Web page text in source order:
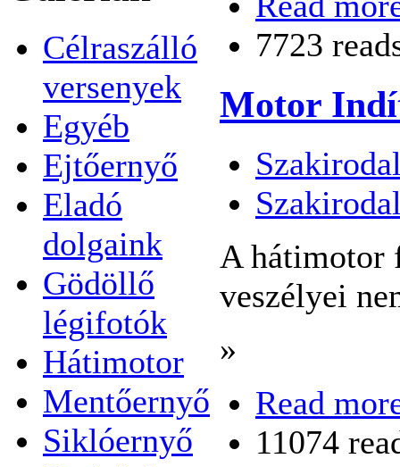
Célraszálló
versenyek
Egyéb
Ejtőernyő
Eladó
dolgaink
Gödöllő
légifotók
Hátimotor
Mentőernyő
Siklóernyő
7723
Motor
A hátimotor
veszélyei
»
Read
11074